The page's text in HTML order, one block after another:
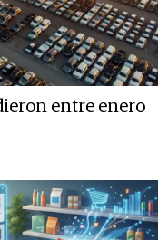
entre enero